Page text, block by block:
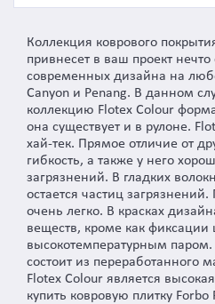
Коллекция коврового
привнесет в ваш проект
современных дизайна на
Canyon и Penang. В данном
коллекцию Flotex Colour
она существует и в рулоне.
хай-тек. Прямое отличие от
гибкость, а также у него
загрязнений. В гладких
остается частиц загрязнений.
очень легко. В красках
веществ, кроме как фиксации
высокотемпературным
состоит из переработанного
Flotex Colour является
купить ковровую плитку